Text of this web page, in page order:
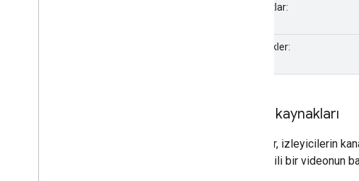
Boyutlar:
Metrikler:
Trafik kaynakları
Bu rapor, izleyicilerin
veya ilgili bir videonun